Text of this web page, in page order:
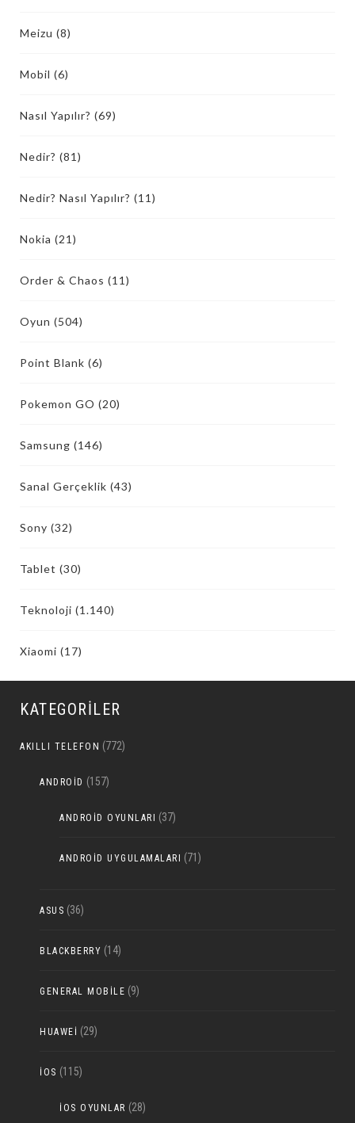
Meizu (8)
Mobil (6)
Nasıl Yapılır? (69)
Nedir? (81)
Nedir? Nasıl Yapılır? (11)
Nokia (21)
Order & Chaos (11)
Oyun (504)
Point Blank (6)
Pokemon GO (20)
Samsung (146)
Sanal Gerçeklik (43)
Sony (32)
Tablet (30)
Teknoloji (1.140)
Xiaomi (17)
KATEGORILER
AKILLI TELEFON (772)
ANDROID (157)
ANDROID OYUNLARI (37)
ANDROID UYGULAMALARI (71)
ASUS (36)
BLACKBERRY (14)
GENERAL MOBILE (9)
HUAWEI (29)
IOS (115)
IOS OYUNLAR (28)